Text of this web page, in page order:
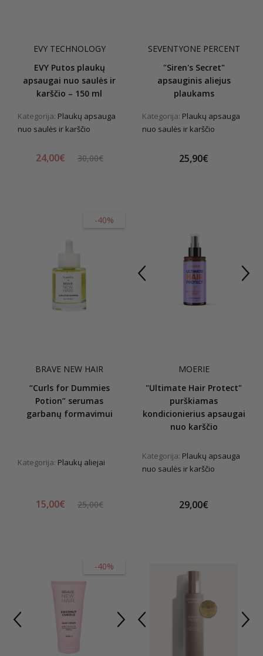
EVY TECHNOLOGY
EVY Putos plaukų
apsaugai nuo saulės ir
karščio – 150 ml
Kategorija: Plaukų apsauga
nuo saulės ir karščio
24,00€ 30,00€
SEVENTYONE PERCENT
"Siren's Secret"
apsauginis aliejus
plaukams
Kategorija: Plaukų apsauga
nuo saulės ir karščio
25,90€
-40%
BRAVE NEW HAIR
“Curls for Dummies
Potion” serumas
garbanų formavimui
Kategorija: Plaukų aliejai
15,00€ 25,00€
MOERIE
"Ultimate Hair Protect"
purškiamas
kondicionierius apsaugai
nuo karščio
Kategorija: Plaukų apsauga
nuo saulės ir karščio
29,00€
-40%